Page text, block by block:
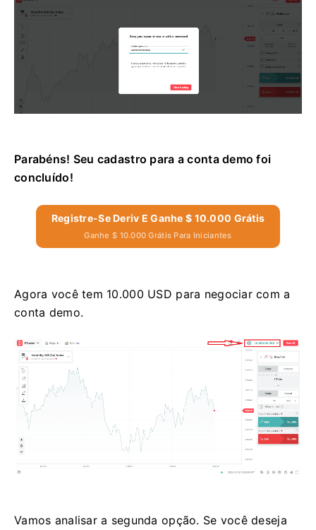
Parabéns! Seu cadastro para a conta demo foi
concluído!
Registre-Se Deriv E Ganhe $ 10.000 Grátis
Ganhe $ 10.000 Grátis Para Iniciantes
Agora você tem 10.000 USD para negociar com a
conta demo.
Vamos analisar a segunda opção. Se você deseja